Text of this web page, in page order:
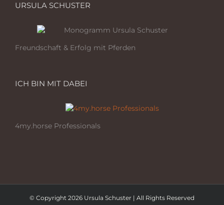
URSULA SCHUSTER
Freundschaft & Erfolg mit Pferden
ICH BIN MIT DABEI
4my.horse Professionals
© Copyright 2026 Ursula Schuster | All Rights Reserved